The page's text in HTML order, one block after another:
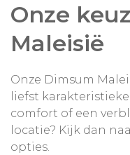
Onze
Maleisië
Onze Dimsum
liefst
comfort of een
locatie? Kijk dan
opties.